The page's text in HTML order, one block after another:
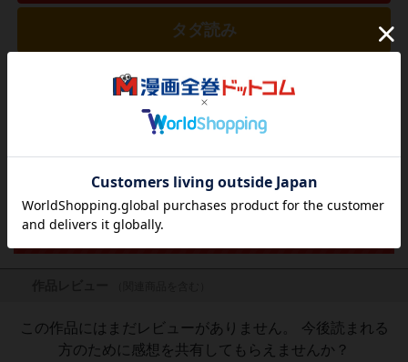
タダ読み
欲しいリストに追加する
気になる商品を登録
この作品にはまだレビューがありません。 今後読まれる
方のために感想を共有してもらえませんか？